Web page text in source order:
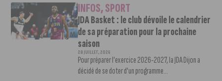
INFOS,SPORT
JDA Basket : le club dévoile le calendrier
de sa préparation pour la prochaine
saison
28 JUILLET, 2026
Pour préparer l'exercice 2026-2027, la JDA Dijon a
décidé de se doter d'un programme...